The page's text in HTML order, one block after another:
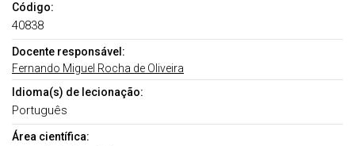
Código:
40838
Docente responsável:
Fernando Miguel Rocha de Oliveira
Idioma(s) de lecionação:
Português
Área científica: